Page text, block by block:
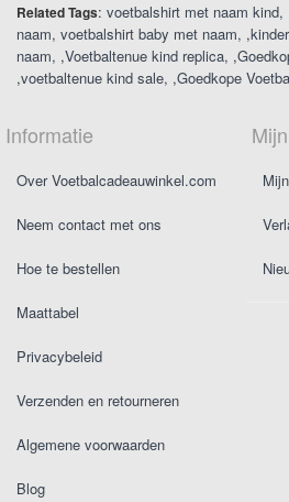
Related Tags: voetbalshirt met naam kind
naam voetbalshirt baby met naam ,
naam ,Voetbaltenue kind replica ,
,voetbaltenue kind sale ,Goedkope
Informatie
Over Voetbalcadeauwinkel.com
Neem contact met ons
Hoe te bestellen
Maattabel
Privacybeleid
Verzenden en retourneren
Algemene voorwaarden
Blog